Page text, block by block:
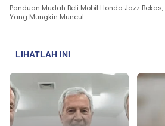
Panduan Mudah Beli Mobil Honda Jazz
Yang Mungkin Muncul